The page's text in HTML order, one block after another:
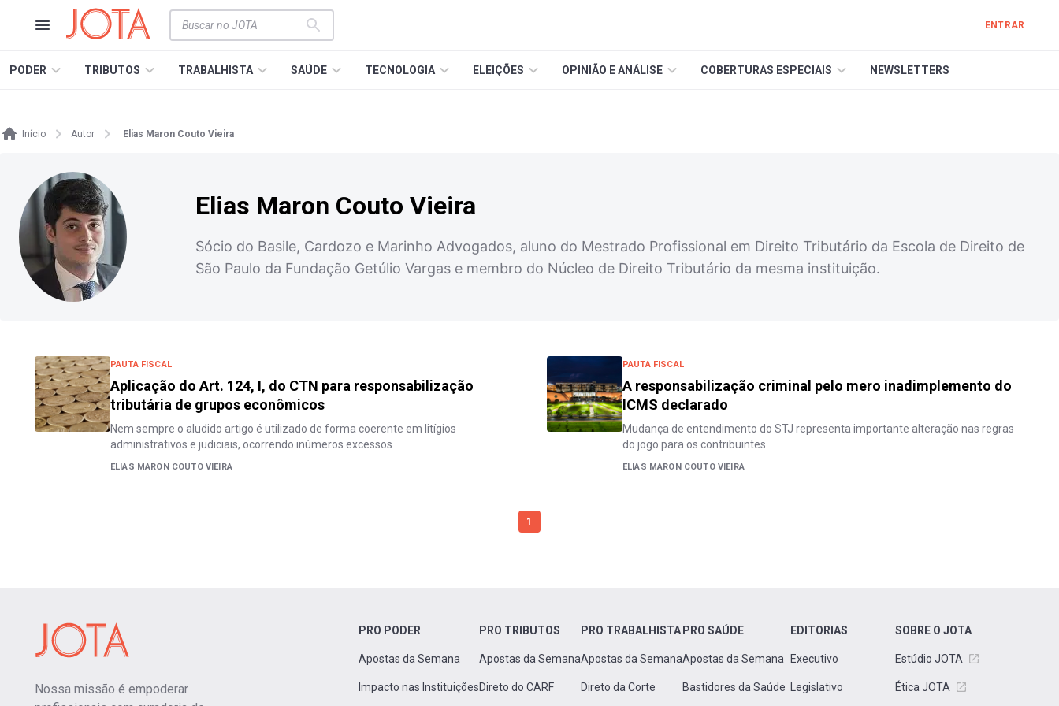
ENTRAR
PODER TRIBUTOS TRABALHISTA SAÚDE TECNOLOGIA ELEIÇÕES OPINIÃO E ANÁLISE COBERTURAS ESPECIAIS NEWSLETTERS
Início Autor Elias Maron Couto Vieira
Elias Maron Couto Vieira
Sócio do Basile, Cardozo e Marinho Advogados, aluno do Mestrado Profissional em Direito Tributário da Escola de Direito de
São Paulo da Fundação Getúlio Vargas e membro do Núcleo de Direito Tributário da mesma instituição.
PAUTA FISCAL
Aplicação do Art. 124, I, do CTN para responsabilização
tributária de grupos econômicos
Nem sempre o aludido artigo é utilizado de forma coerente em litígios
administrativos e judiciais, ocorrendo inúmeros excessos
ELIAS MARON COUTO VIEIRA
PAUTA FISCAL
A responsabilização criminal pelo mero inadimplemento do
ICMS declarado
Mudança de entendimento do STJ representa importante alteração nas regras
do jogo para os contribuintes
ELIAS MARON COUTO VIEIRA
1
Nossa missão é empoderar
PRO PODER
Apostas da Semana
Impacto nas Instituições
PRO TRIBUTOS
Apostas da Semana
Direto do CARF
PRO TRABALHISTA
Apostas da Semana
Direto da Corte
PRO SAÚDE
Apostas da Semana
Bastidores da Saúde
EDITORIAS
Executivo
Legislativo
SOBRE O JOTA
Estúdio JOTA
Ética JOTA